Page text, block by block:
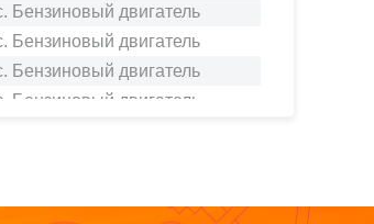
Бензиновый двигатель
Бензиновый двигатель
Бензиновый двигатель
Бензиновый двигатель
Бензиновый двигатель